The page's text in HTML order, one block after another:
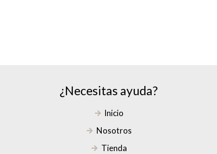
¿Necesitas ayuda?
Inicio
Nosotros
Tienda